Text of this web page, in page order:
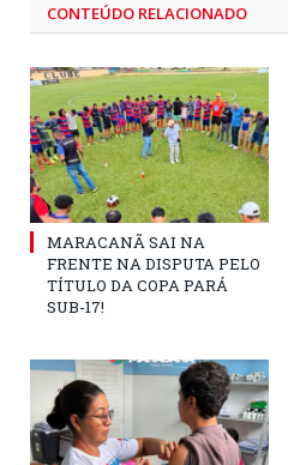
CONTEÚDO RELACIONADO
MARACANÃ SAI NA
FRENTE NA DISPUTA PELO
TÍTULO DA COPA PARÁ
SUB-17!